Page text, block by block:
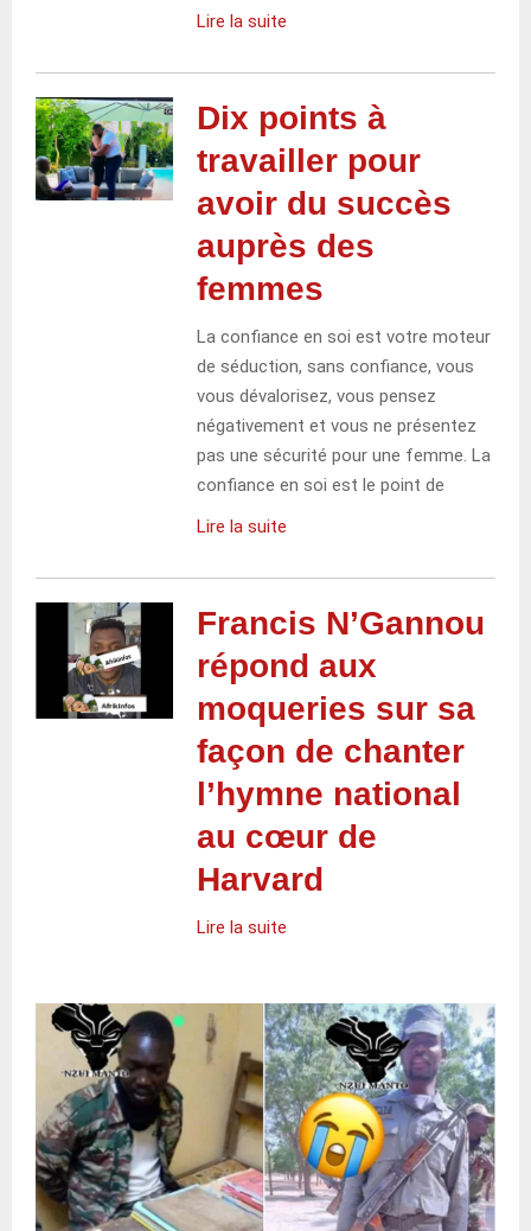
Lire la suite
Dix points à
travailler pour
avoir du succès
auprès des
femmes
La confiance en soi est votre moteur
de séduction, sans confiance, vous
vous dévalorisez, vous pensez
négativement et vous ne présentez
pas une sécurité pour une femme. La
confiance en soi est le point de
Lire la suite
Francis N’Gannou
répond aux
moqueries sur sa
façon de chanter
l’hymne national
au cœur de
Harvard
Lire la suite